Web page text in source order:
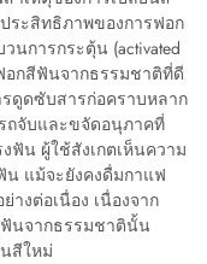
ระสิทธิภาพของการฟอก
การกระตุ้น (activated
กสีฟันจากธรรมชาติที่ดี
ดูดซับสารก่อคราบหลาก
ถจับและขจัดอนุภาคที่
ฟัน ผู้ใช้สังเกตเห็นความ
น แม้จะยังคงดื่มกาแฟ
างต่อเนื่อง เนื่องจาก
นจากธรรมชาตินั้น
สีใหม่